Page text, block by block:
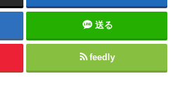
送る
feedly